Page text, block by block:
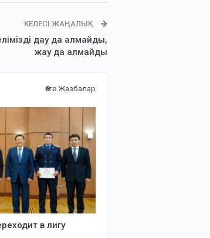
КЕЛЕСІ ЖАҢАЛЫҚ
дау да алмайды,
жау да алмайды
Өзге Жазбалар
в лигу